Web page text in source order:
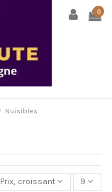
0
Nuisibles
Prix, croissant 9